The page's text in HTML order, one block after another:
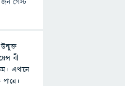
বী
এখানে